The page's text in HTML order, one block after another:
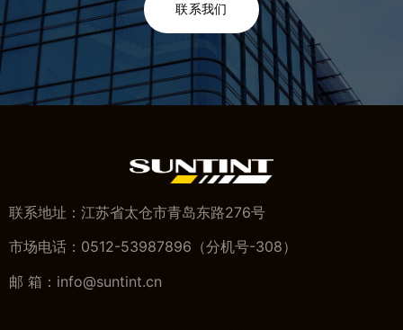
联系我们
联系地址：江苏省太仓市青岛东路276号
市场电话：0512-53987896（分机号-308）
邮 箱：info@suntint.cn